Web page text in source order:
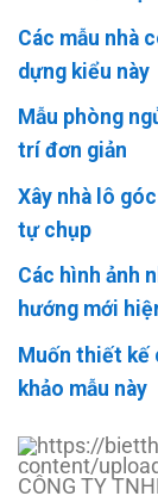
Các mẫu nhà
dựng kiểu này
Mẫu phòng
trí đơn giản
Xây nhà lô
tự chụp
Các hình ảnh
hướng mới
Muốn thiết kế
khảo mẫu này
CÔNG TY